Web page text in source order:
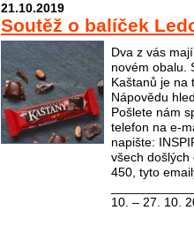
21.10.2019
Soutěž o balíček
Dva z vás
novém obalu.
Kaštanů je na
Nápovědu
Pošlete nám
telefon na e-
napište:
všech
450, tyto
10. – 27. 10.